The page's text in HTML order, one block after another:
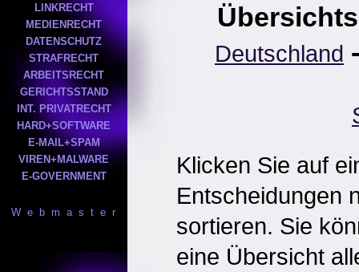
LINKRECHT
MEDIENRECHT
DATENSCHUTZ
STRAFRECHT
ARBEITSRECHT
GERICHTSSTAND
INT. PRIVATRECHT
HARD+SOFTWARE
E-MAIL+SPAM
VIREN+MALWARE
E-GOVERNMENT
W e b m a s t e r
Deutschland
Klicken Sie auf
Entscheidungen
sortieren. Sie
eine Übersicht